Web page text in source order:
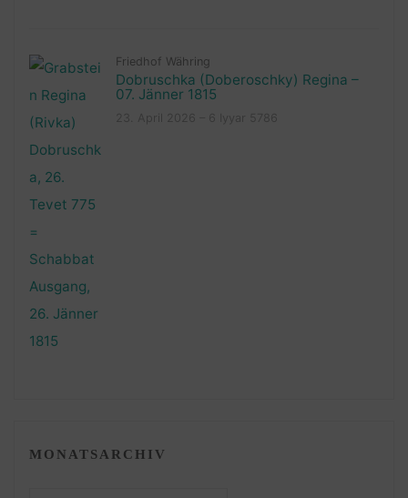
Friedhof Währing
Dobruschka (Doberoschky) Regina –
07. Jänner 1815
MONATSARCHIV